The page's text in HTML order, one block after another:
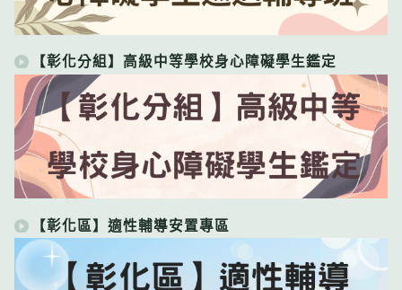
【彰化分組】高級中等學校身心障礙學生鑑定
【彰化區】適性輔導安置專區